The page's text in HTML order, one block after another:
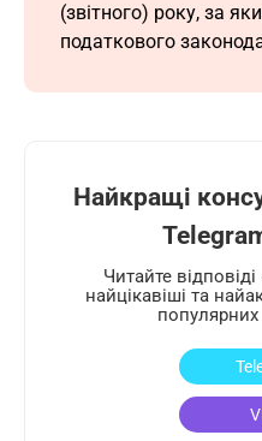
(звітного) року, за
податкового
Найкращі
Читайте
найцікавіші та